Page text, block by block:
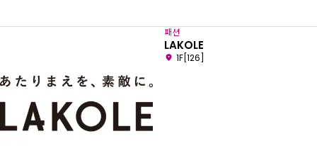
패션
LAKOLE
1F[126]